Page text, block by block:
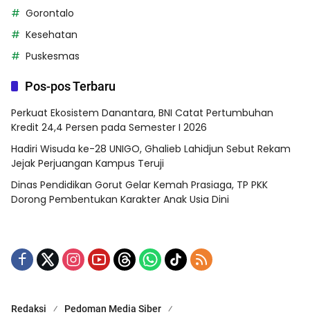
Gorontalo
Kesehatan
Puskesmas
Pos-pos Terbaru
Perkuat Ekosistem Danantara, BNI Catat Pertumbuhan
Kredit 24,4 Persen pada Semester I 2026
Hadiri Wisuda ke-28 UNIGO, Ghalieb Lahidjun Sebut Rekam
Jejak Perjuangan Kampus Teruji
Dinas Pendidikan Gorut Gelar Kemah Prasiaga, TP PKK
Dorong Pembentukan Karakter Anak Usia Dini
Redaksi
Pedoman Media Siber